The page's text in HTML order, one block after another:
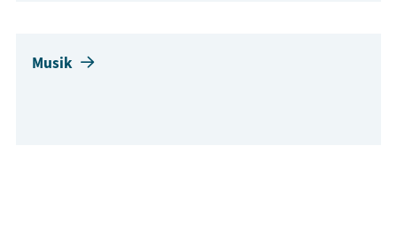
Musik